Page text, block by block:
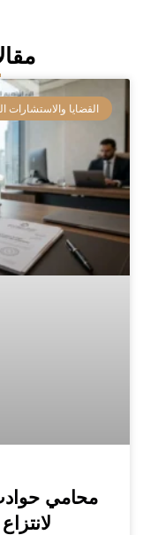
القضايا والاستشارات
محامي